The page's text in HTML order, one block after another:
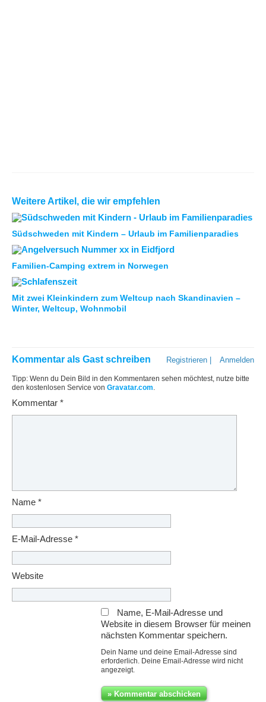
Weitere Artikel, die wir empfehlen
Südschweden mit Kindern – Urlaub im Familienparadies
Familien-Camping extrem in Norwegen
Mit zwei Kleinkindern zum Weltcup nach Skandinavien –
Winter, Weltcup, Wohnmobil
Anmelden
|
Registrieren
Kommentar als Gast schreiben
Tipp: Wenn du Dein Bild in den Kommentaren sehen möchtest, nutze bitte
den kostenlosen Service von Gravatar.com
Kommentar *
Name *
E-Mail-Adresse *
Website
Name, E-Mail-Adresse und
Website in diesem Browser für meinen
nächsten Kommentar speichern.
Dein Name und deine Email-Adresse sind
erforderlich. Deine Email-Adresse wird nicht
angezeigt.